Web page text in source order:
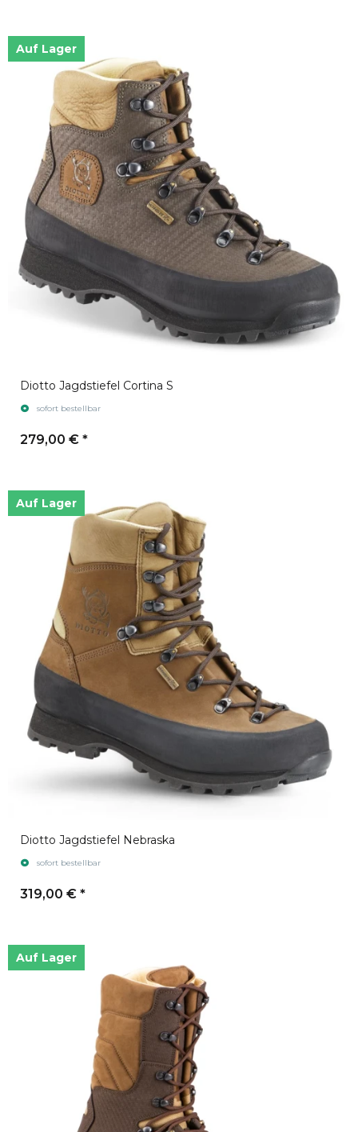
Auf Lager
Diotto Jagdstiefel Cortina S
sofort bestellbar
279,00 € *
Auf Lager
Diotto Jagdstiefel Nebraska
sofort bestellbar
319,00 € *
Auf Lager